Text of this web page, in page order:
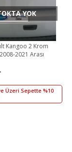
YOK
Kangoo 2 Krom
2021 Arası
Üzeri Sepette %10